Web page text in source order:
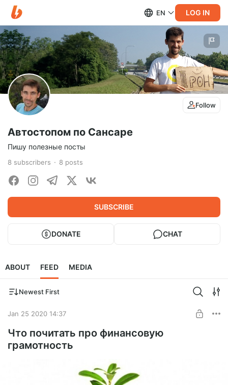
EN LOG IN
Follow
Автостопом по Сансаре
Пишу полезные посты
8 subscribers 8 posts
SUBSCRIBE
DONATE CHAT
ABOUT FEED MEDIA
Newest First
Jan 25 2020 14:37
Что почитать про финансовую
грамотность